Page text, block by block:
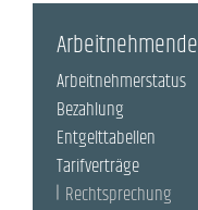
Arbeitnehmende
Arbeitnehmerstatus
Bezahlung
Entgelttabellen
Tarifverträge
Rechtsprechung